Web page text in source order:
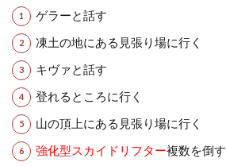
ゲラーと話す
凍土の地にある見張り場に行く
キヴァと話す
登れるところに行く
山の頂上にある見張り場に行く
強化型スカイドリフター複数を倒す